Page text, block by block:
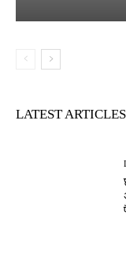
LATEST ARTICLES